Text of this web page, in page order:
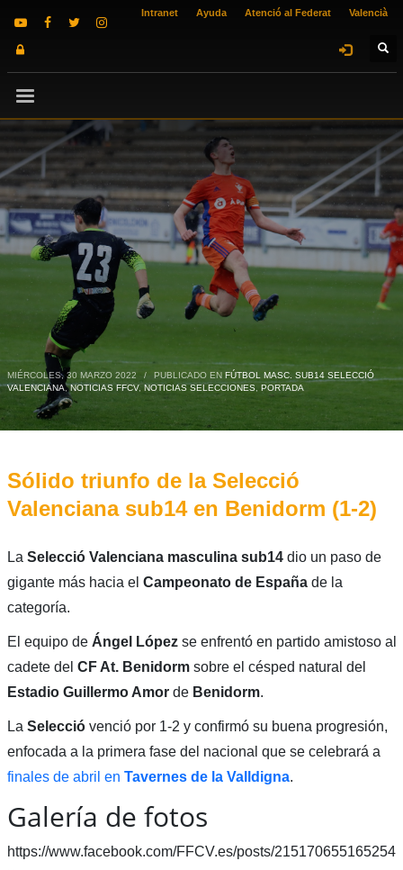
Intranet Ayuda Atenció al Federat Valencià
MIÉRCOLES, 30 MARZO 2022 / PUBLICADO EN FÚTBOL MASC. SUB14 SELECCIÓ
VALENCIANA,NOTICIAS FFCV,NOTICIAS SELECCIONES, PORTADA
Sólido triunfo de la Selecció
Valenciana sub14 en Benidorm (1-2)
La Selecció Valenciana masculina sub14 dio un paso de
gigante más hacia el Campeonato de España de la
categoría.
El equipo de Ángel Lópezse enfrentó en partido amistoso al
cadete del CF At. Benidormsobre el césped natural del
Estadio Guillermo Amorde Benidorm.
La Seleccióvenció por 1-2 y confirmó su buena progresión,
enfocada a la primera fase del nacional que se celebrará a
finales de abril en Tavernes de la Valldigna.
Galería de fotos
https://www.facebook.com/FFCV.es/posts/215170655165254